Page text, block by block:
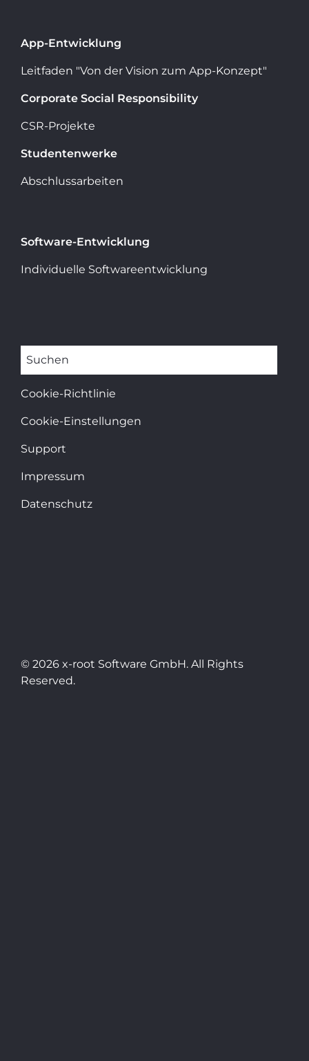
App-Entwicklung
Leitfaden "Von der Vision zum App-Konzept"
Corporate Social Responsibility
CSR-Projekte
Studentenwerke
Abschlussarbeiten
Software-Entwicklung
Individuelle Softwareentwicklung
Cookie-Richtlinie
Cookie-Einstellungen
Support
Impressum
Datenschutz
© 2026 x-root Software GmbH. All Rights
Reserved.